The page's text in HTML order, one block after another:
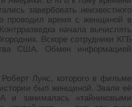
завербовать неизвестного
проводил время с женщиной в
начала вычислять
Вскоре сотрудники КГБ
США. Обмен информацией
Лунс, которого в фильме
был женщиной. Звали её
и занималась «тайниковыми